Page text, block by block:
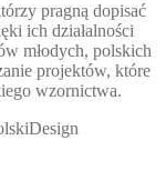
pragną dopisać
ich działalności
młodych, polskich
projektów, które
wzornictwa.